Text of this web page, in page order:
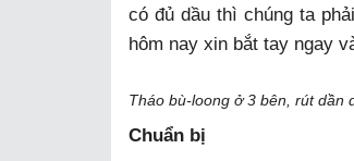
có đủ dầu thì chúng ta
hôm nay xin bắt tay ngay
Tháo bù-loong ở 3 bên, rút dần
Chuẩn bị